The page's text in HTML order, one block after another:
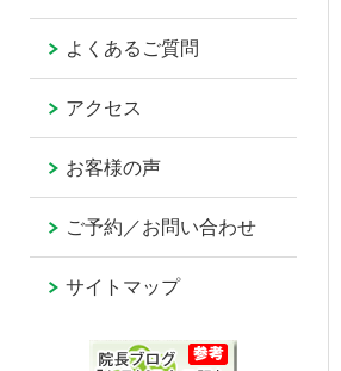
よくあるご質問
アクセス
お客様の声
ご予約／お問い合わせ
サイトマップ